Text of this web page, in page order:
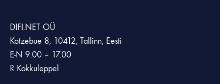
DIFI.NET OÜ
Kotzebue 8, 10412, Tallinn, Eesti
E-N 9.00 – 17.00
R Kokkuleppel